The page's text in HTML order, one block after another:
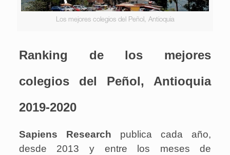
Los mejores colegios del Peñol, Antioquia
Ranking de los mejores
colegios del Peñol, Antioquia
2019-2020
Sapiens Research publica cada año,
desde 2013 y entre los meses de